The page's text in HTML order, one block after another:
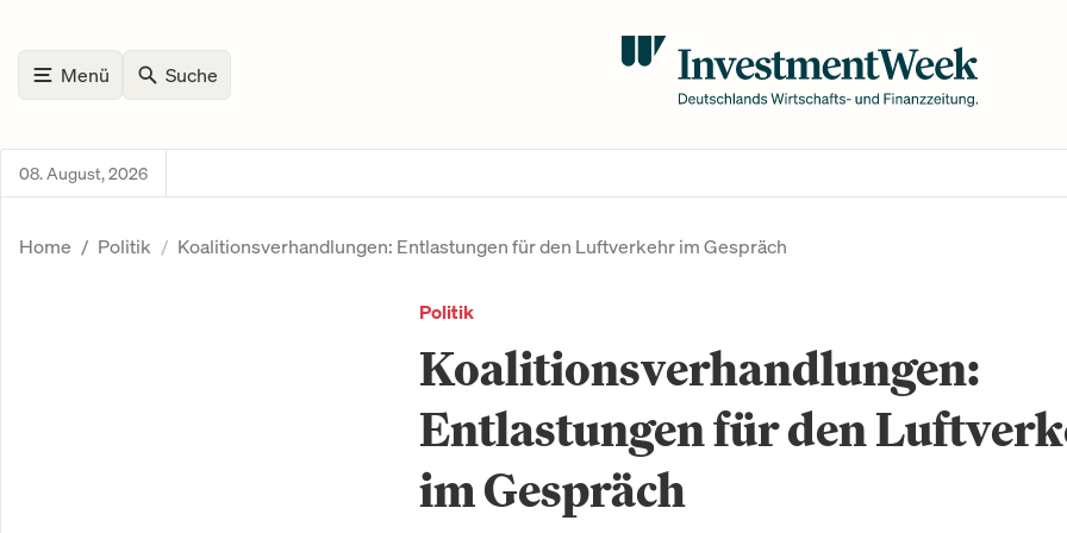
Menü Suche
08. August, 2026
Home Politik Koalitionsverhandlungen: Entlastungen für den Luftverkehr im Gespräch
Politik
Koalitionsverhandlungen:
Entlastungen für den
im Gespräch